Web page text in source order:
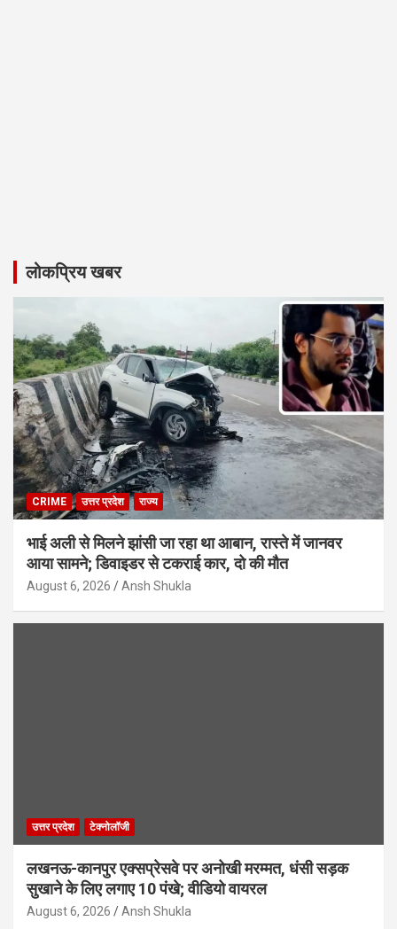
लोकप्रिय खबर
CRIME उत्तर प्रदेश राज्य
भाई अली से मिलने झांसी जा रहा था आबान, रास्ते में जानवर
आया सामने; डिवाइडर से टकराई कार, दो की मौत
August 6, 2026 Ansh Shukla
उत्तर प्रदेश टेक्नोलॉजी
लखनऊ-कानपुर एक्सप्रेसवे पर अनोखी मरम्मत, धंसी सड़क
सुखाने के लिए लगाए 10 पंखे; वीडियो वायरल
August 6, 2026 Ansh Shukla